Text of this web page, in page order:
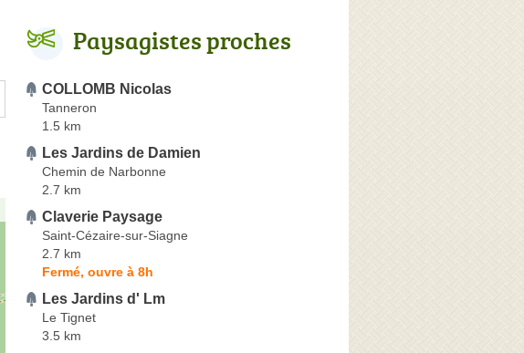
Paysagistes proches
COLLOMB Nicolas
Tanneron
1.5 km
Les Jardins de Damien
Chemin de Narbonne
2.7 km
Claverie Paysage
Saint-Cézaire-sur-Siagne
2.7 km
Fermé, ouvre à 8h
Les Jardins d' Lm
Le Tignet
3.5 km